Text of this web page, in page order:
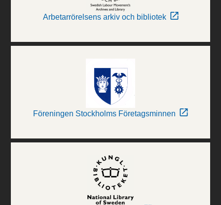
Arbetarrörelsens arkiv och bibliotek
Föreningen Stockholms Företagsminnen